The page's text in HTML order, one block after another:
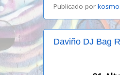
Publicado por
Daviño DJ Bag